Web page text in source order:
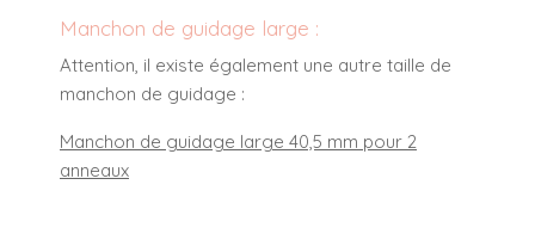
Manchon de guidage large :
Attention, il existe également une autre taille de
manchon de guidage :
Manchon de guidage large 40,5 mm pour 2
anneaux